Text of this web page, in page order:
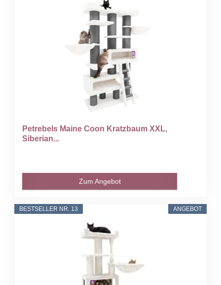
Petrebels Maine Coon Kratzbaum XXL,
Siberian...
Zum Angebot
ANGEBOT
BESTSELLER NR. 13